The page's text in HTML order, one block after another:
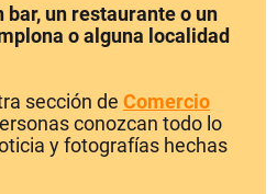
bar, un restaurante o un
o alguna localidad
sección de Comercio
conozcan todo lo
y fotografías hechas